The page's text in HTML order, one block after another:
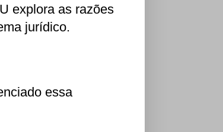
explora as razões
jurídico.
essa